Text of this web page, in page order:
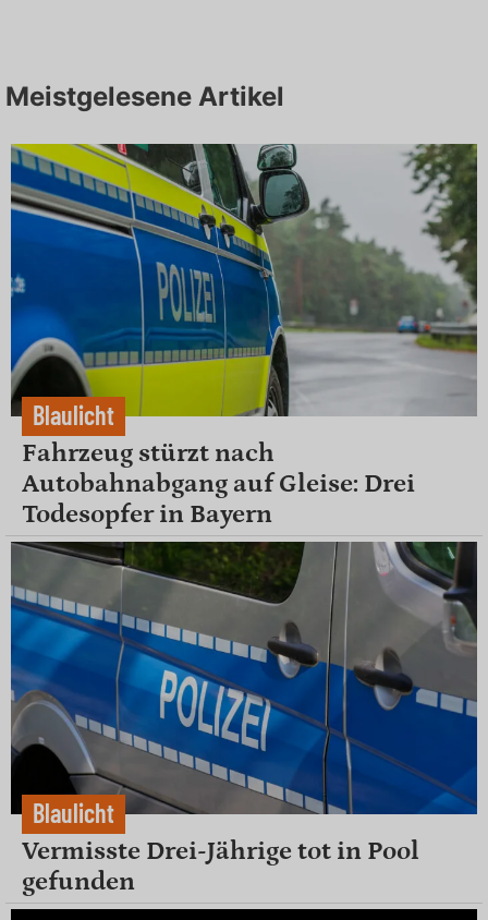
Meistgelesene Artikel
Blaulicht
Fahrzeug stürzt nach
Autobahnabgang auf Gleise: Drei
Todesopfer in Bayern
Blaulicht
Vermisste Drei-Jährige tot in Pool
gefunden